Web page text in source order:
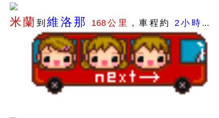
米蘭 到維洛那 168公里 ，車程約 2小時 ...